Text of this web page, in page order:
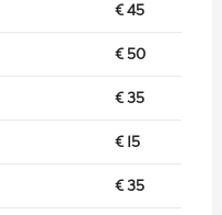
€ 45
€ 50
€ 35
€ 15
€ 35